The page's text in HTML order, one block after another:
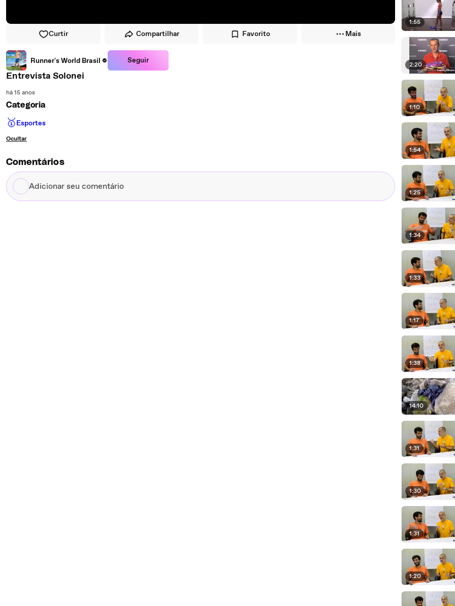
Curtir Compartilhar Favorito Mais
Runner's World Brasil Seguir
Entrevista Solonei
há 15 anos
Categoria
🥇Esportes
Ocultar
Comentários
Adicionar
seu
1:55
2:20
1:10
1:54
1:25
1:34
1:33
1:17
1:38
14:10
1:31
1:30
1:31
1:20